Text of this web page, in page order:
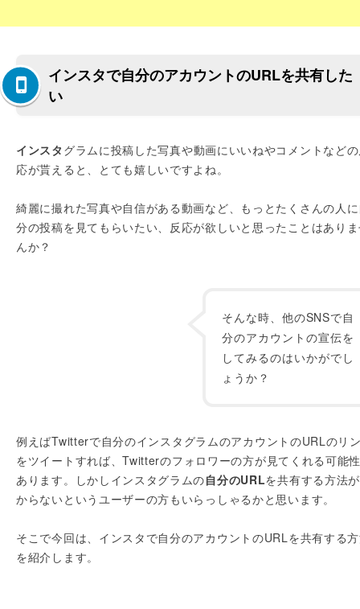
インスタで自分のアカウントのURLを共有した
い
インスタ グラムに投稿した写真や動画にいいねやコメントなど
応が貰えると、とても嬉しいですよね。
綺麗に撮れた写真や自信がある動画など、もっとたくさんの人
分の投稿を見てもらいたい、反応が欲しいと思ったことはあり
んか？
そんな時、他のSNSで自
分のアカウントの宣伝を
してみるのはいかがでし
ょうか？
例えばTwitterで自分のインスタグラムのアカウントのURLのリ
をツイートすれば、Twitterのフォロワーの方が見てくれる可能
あります。しかしインスタグラムの自分のURLを共有する方法
からないというユーザーの方もいらっしゃるかと思います。
そこで今回は、インスタで自分のアカウントのURLを共有する
を紹介します。